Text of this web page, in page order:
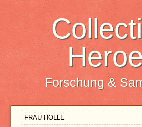
Forschung &